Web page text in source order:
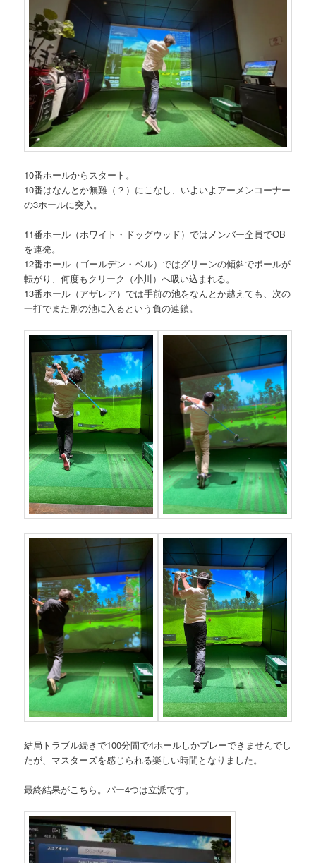
10番ホールからスタート。
10番はなんとか無難（？）にこなし、いよいよアーメンコーナー
の3ホールに突入。
11番ホール（ホワイト・ドッグウッド）ではメンバー全員でOB
を連発。
12番ホール（ゴールデン・ベル）ではグリーンの傾斜でボールが
転がり、何度もクリーク（小川）へ吸い込まれる。
13番ホール（アザレア）では手前の池をなんとか越えても、次の
一打でまた別の池に入るという負の連鎖。
結局トラブル続きで100分間で4ホールしかプレーできませんでし
たが、マスターズを感じられる楽しい時間となりました。
最終結果がこちら。パー4つは立派です。